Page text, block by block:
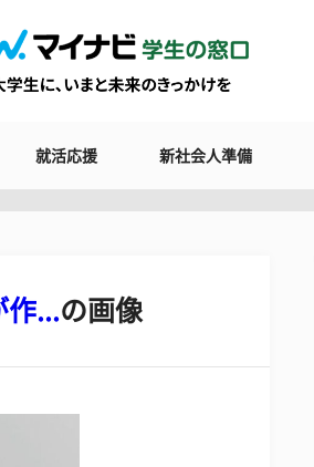
就活応援 新社会人準備
作...の画像